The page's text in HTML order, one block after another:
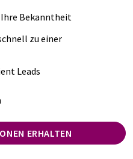
Bekanntheit
zu einer
Leads
ERHALTEN